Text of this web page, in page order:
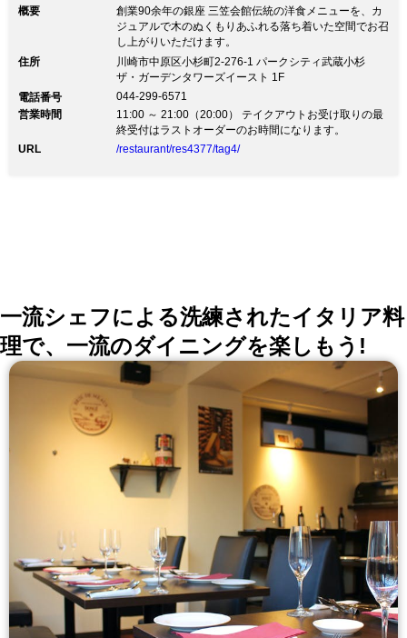
概要
創業90余年の銀座 三笠会館伝統の洋食メニューを、カ
ジュアルで木のぬくもりあふれる落ち着いた空間でお召
し上がりいただけます。
住所
川崎市中原区小杉町2-276-1 パークシティ武蔵小杉
ザ・ガーデンタワーズイースト 1F
電話番号
044-299-6571
営業時間
11:00 ～ 21:00（20:00） テイクアウトお受け取りの最
終受付はラストオーダーのお時間になります。
URL
/restaurant/res4377/tag4/
一流シェフによる洗練されたイタリア料
理で、一流のダイニングを楽しもう!